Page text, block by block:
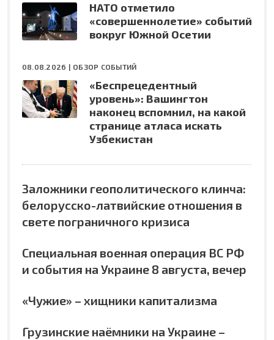
НАТО отметило
«совершеннолетие» событий
вокруг Южной Осетии
08.08.2026 | ОБЗОР СОБЫТИЙ
«Беспрецедентный
уровень»: Вашингтон
наконец вспомнил, на какой
странице атласа искать
Узбекистан
Заложники геополитического клинча:
белорусско-латвийские отношения в
свете пограничного кризиса
Специальная военная операция ВС РФ
и события на Украине 8 августа, вечер
«Чужие» – хищники капитализма
Грузинские наёмники на Украине –